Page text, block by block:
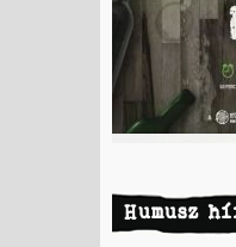
Humusz